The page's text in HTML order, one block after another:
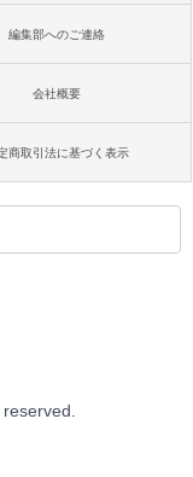
編集部へのご連絡
会社概要
商取引法に基づく表示